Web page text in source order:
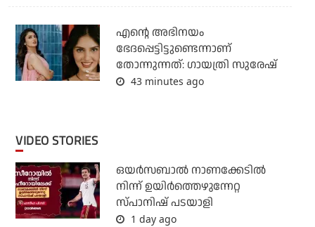
എന്റെ അഭിനയം
ഭേദപ്പെട്ടിട്ടുണ്ടെന്നാണ്
തോന്നുന്നത്: ഗായത്രി സുരേഷ്
43 minutes ago
VIDEO STORIES
ഒയര്‍സബാൽ നാണക്കേടിൽ
നിന്ന് ഉയിർത്തെഴുന്നേറ്റ
സ്പാനിഷ് പടയാളി
1 day ago